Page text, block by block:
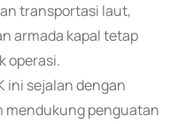
transportasi laut,
armada kapal tetap
operasi.
ini sejalan dengan
mendukung penguatan